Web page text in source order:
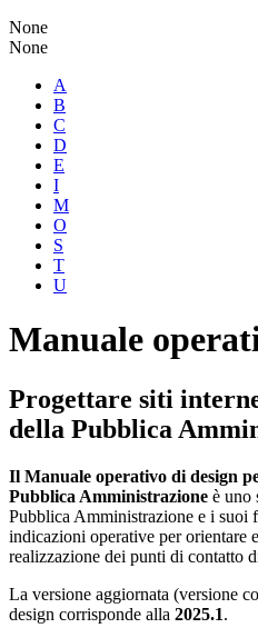
None
None
A
B
C
D
E
I
M
O
S
T
U
Manuale
Progettare siti
della Pubblica
Il Manuale operativo di design
Pubblica Amministrazione è uno
Pubblica Amministrazione e i suoi
indicazioni operative per orientare
realizzazione dei punti di contatto
La versione aggiornata (versione
design corrisponde alla 2025.1.